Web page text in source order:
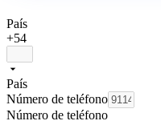
País
+54
País
Número de teléfono
Número de teléfono